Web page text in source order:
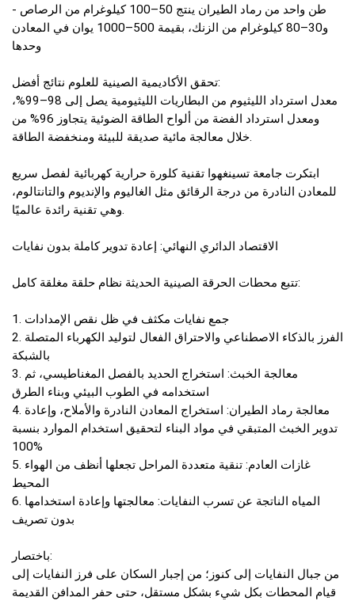
- طن واحد من رماد الطيران ينتج 50–100 كيلوغرام من الرصاص
و30–80 كيلوغرام من الزنك، بقيمة 500–1000 يوان في المعادن
وحدها
تحقق الأكاديمية الصينية للعلوم نتائج أفضل:
معدل استرداد الليثيوم من البطاريات الليثيومية يصل إلى 98–99%،
ومعدل استرداد الفضة من ألواح الطاقة الضوئية يتجاوز 96% من
خلال معالجة مائية صديقة للبيئة ومنخفضة الطاقة.
ابتكرت جامعة تسينغهوا تقنية كلورة حرارية كهربائية لفصل سريع
للمعادن النادرة من درجة الرقائق مثل الغاليوم والإنديوم والتانتالوم،
وهي تقنية رائدة عالميًا.
الاقتصاد الدائري النهائي: إعادة تدوير كاملة بدون نفايات
تتبع محطات الحرقة الصينية الحديثة نظام حلقة مغلقة كامل:
1. جمع نفايات مكثف في ظل نقص الإمدادات
2. الفرز بالذكاء الاصطناعي والاحتراق الفعال لتوليد الكهرباء المتصلة
بالشبكة
3. معالجة الخبث: استخراج الحديد بالفصل المغناطيسي، ثم
استخدامه في الطوب البيئي وبناء الطرق
4. معالجة رماد الطيران: استخراج المعادن النادرة والأملاح، وإعادة
تدوير الخبث المتبقي في مواد البناء لتحقيق استخدام الموارد بنسبة
100%
5. غازات العادم: تنقية متعددة المراحل تجعلها أنظف من الهواء
المحيط
6. المياه الناتجة عن تسرب النفايات: معالجتها وإعادة استخدامها
بدون تصريف
باختصار:
من جبال النفايات إلى كنوز؛ من إجبار السكان على فرز النفايات إلى
قيام المحطات بكل شيء بشكل مستقل، حتى حفر المدافن القديمة